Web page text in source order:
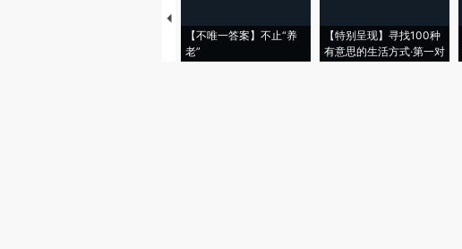
【不唯一答案】不止“养
老”
【特别呈现】寻找100种
有意思的生活方式·第一对